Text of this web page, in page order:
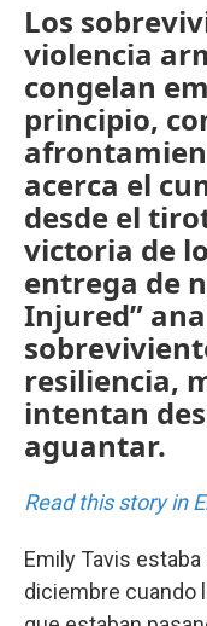
Los
violencia
congelan
principio,
acerca el
desde el
victoria de
entrega de
Injured”
resiliencia,
intentan
aguantar.
Read this story in
Emily Tavis
diciembre cuando